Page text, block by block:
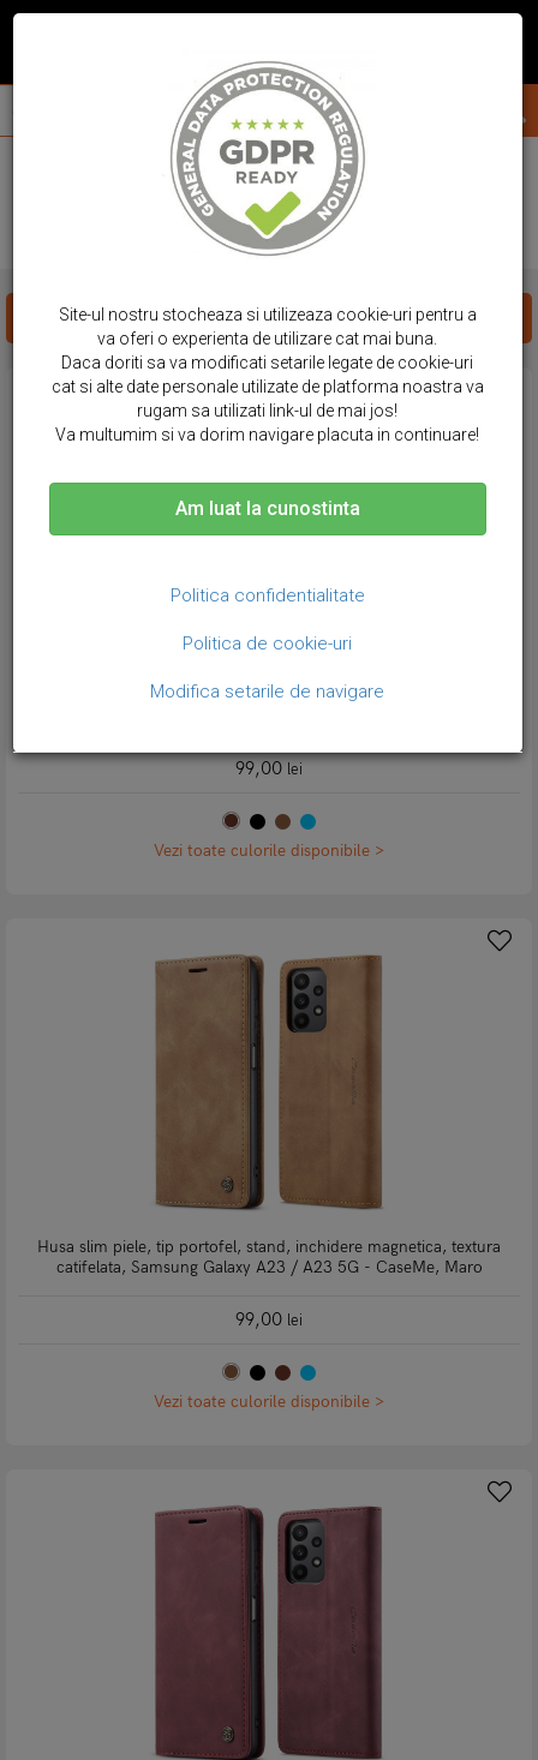
huse telefon samsung
HUSE SAMSUNG - A23
FILTREAZA PRODUSE
Husa slim piele, tip portofel, stand, inchidere magnetica, textura
99,00 lei
Vezi toate culorile disponibile >
Husa slim piele, tip portofel, stand, inchidere magnetica, textura
catifelata, Samsung Galaxy A23 / A23 5G - CaseMe, Maro
99,00 lei
Vezi toate culorile disponibile >
Site-ul nostru stocheaza si utilizeaza cookie-uri pentru a
va oferi o experienta de utilizare cat mai buna.
Daca doriti sa va modificati setarile legate de cookie-uri
cat si alte date personale utilizate de platforma noastra va
rugam sa utilizati link-ul de mai jos!
Va multumim si va dorim navigare placuta in continuare!
Am luat la cunostinta
Politica confidentialitate
Politica de cookie-uri
Modifica setarile de navigare